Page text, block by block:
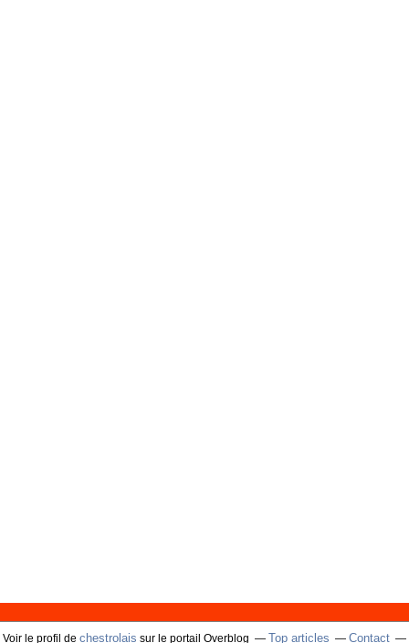
Voir le profil de chestrolais sur le portail Overblog Top articles Contact